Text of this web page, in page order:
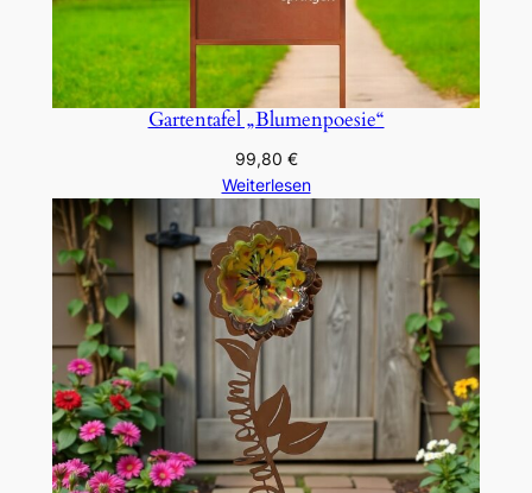
Gartentafel „Blumenpoesie“
99,80 €
Weiterlesen